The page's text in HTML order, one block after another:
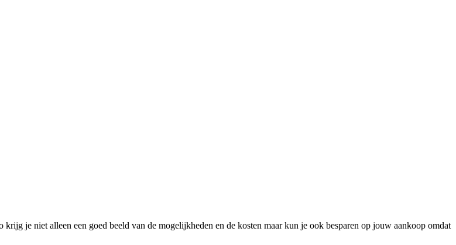
krijg je niet alleen een goed beeld van de mogelijkheden en de kosten maar kun je ook besparen op jouw aankoop omdat